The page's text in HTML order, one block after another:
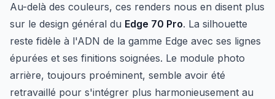
Au-delà des couleurs, ces renders nous en disent plus
sur le design général du Edge 70 Pro. La silhouette
reste fidèle à l'ADN de la gamme Edge avec ses lignes
épurées et ses finitions soignées. Le module photo
arrière, toujours proéminent, semble avoir été
retravaillé pour s'intégrer plus harmonieusement au